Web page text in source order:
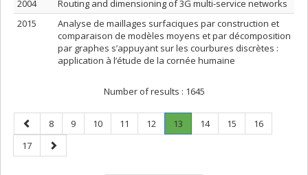
2004
Routing and dimensioning of 3G multi-service networks
2015
Analyse de maillages surfaciques par construction et
comparaison de modèles moyens et par décomposition
par graphes s’appuyant sur les courbures discrètes :
application à l’étude de la cornée humaine
Number of results : 1645
Previous
page
Page
8 Page
9 Page
10 Page
11 Page
12 Page
13
Current
Page
14 Page
15 Page
16
Page
17
Next
page